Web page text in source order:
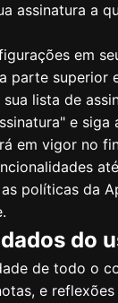
assinatura a
em
parte superior
lista de
e siga
em vigor no
políticas da
do
de todo o
e